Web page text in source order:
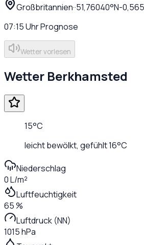
Großbritannien··51,76040°N-
07:15UhrPrognose
Wetter vorlesen
Wetter Berkhamsted
15°C
leicht bewölkt, gefühlt16°C
Niederschlag
0 L/m²
Luftfeuchtigkeit
65 %
Luftdruck (NN)
1015 hPa